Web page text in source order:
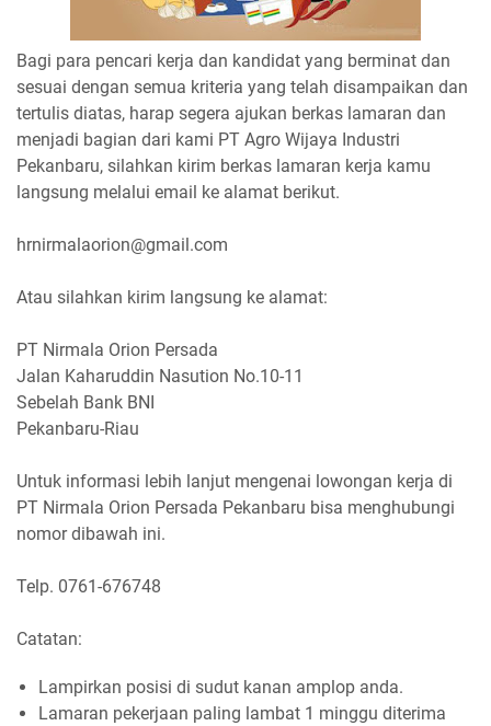
Bagi para pencari kerja dan kandidat yang berminat dan
sesuai dengan semua kriteria yang telah disampaikan dan
tertulis diatas, harap segera ajukan berkas lamaran dan
menjadi bagian dari kami PT Agro Wijaya Industri
Pekanbaru, silahkan kirim berkas lamaran kerja kamu
langsung melalui email ke alamat berikut.
hrnirmalaorion@gmail.com
Atau silahkan kirim langsung ke alamat:
PT Nirmala Orion Persada
Jalan Kaharuddin Nasution No.10-11
Sebelah Bank BNI
Pekanbaru-Riau
Untuk informasi lebih lanjut mengenai lowongan kerja di
PT Nirmala Orion Persada Pekanbaru bisa menghubungi
nomor dibawah ini.
Telp. 0761-676748
Catatan:
Lampirkan posisi di sudut kanan amplop anda.
Lamaran pekerjaan paling lambat 1 minggu diterima